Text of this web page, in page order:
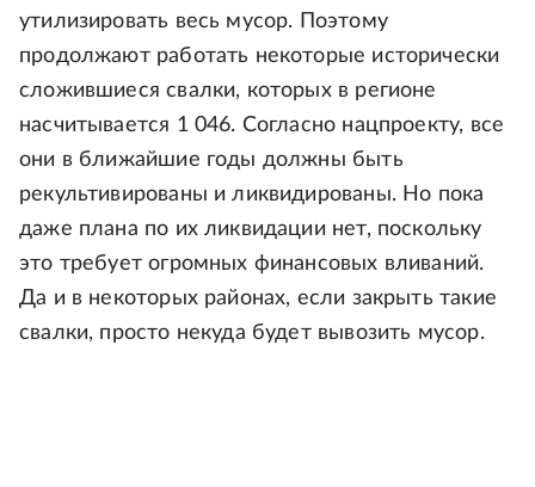
утилизировать весь мусор. Поэтому
продолжают работать некоторые исторически
сложившиеся свалки, которых в регионе
насчитывается 1 046. Согласно нацпроекту, все
они в ближайшие годы должны быть
рекультивированы и ликвидированы. Но пока
даже плана по их ликвидации нет, поскольку
это требует огромных финансовых вливаний.
Да и в некоторых районах, если закрыть такие
свалки, просто некуда будет вывозить мусор.